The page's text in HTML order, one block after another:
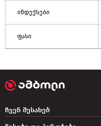
ინდექსები
ფასი
ჩვენ შესახებ